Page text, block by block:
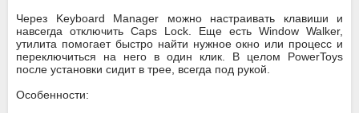
Через Keyboard Manager можно настраивать клавиши и
навсегда отключить Caps Lock. Еще есть Window Walker,
утилита помогает быстро найти нужное окно или процесс и
переключиться на него в один клик. В целом PowerToys
после установки сидит в трее, всегда под рукой.
Особенности: